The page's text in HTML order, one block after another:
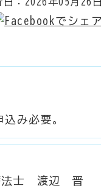
み必要。
法士 渡辺 晋